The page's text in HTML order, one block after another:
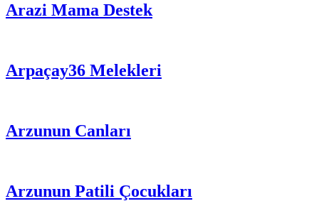
Arazi Mama Destek
Arpaçay36 Melekleri
Arzunun Canları
Arzunun Patili Çocukları